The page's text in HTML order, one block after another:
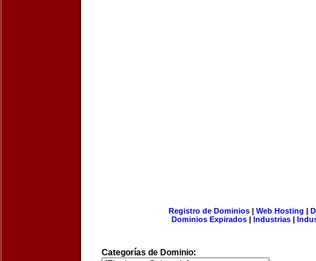
Registro de Dominios| Web Hosting |
Dominios Expirados | Industrias |
Categorías de Dominio: